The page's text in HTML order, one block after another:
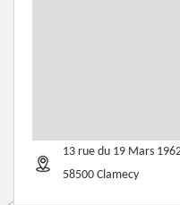
13 rue du 19 Mars
58500 Clamecy